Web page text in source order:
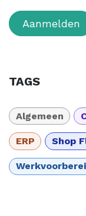
Aanmelden
TAGS
Algemeen
ERP Shop